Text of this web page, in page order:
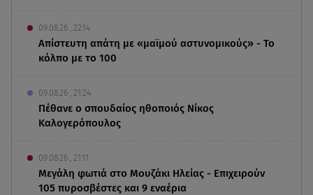
09.08.26 , 22:14
Απίστευτη απάτη με «μαϊμού αστυνομικούς» - Το
κόλπο με το 100
09.08.26 , 21:24
Πέθανε ο σπουδαίος ηθοποιός Νίκος
Καλογερόπουλος
09.08.26 , 21:11
Μεγάλη φωτιά στο Μουζάκι Ηλείας - Επιχειρούν
105 πυροσβέστες και 9 εναέρια